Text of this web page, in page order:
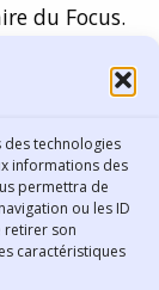
des technologies
informations des
permettra de
ou les ID
retirer son
caractéristiques
du Focus.